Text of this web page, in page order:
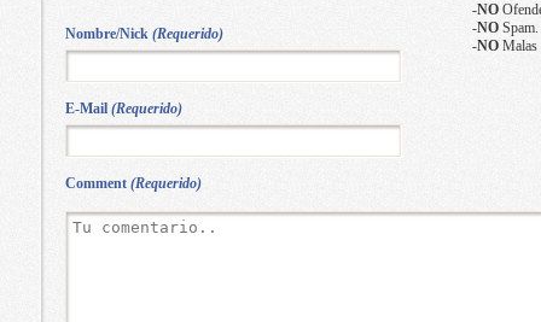
Comment (Requerido)
-NO
-NOSpam.
-NOMalas
Nombre/Nick (Requerido)
E-Mail (Requerido)